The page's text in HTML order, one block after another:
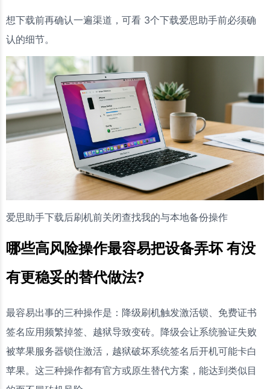
想下载前再确认一遍渠道，可看 3个下载爱思助手前必须确
认的细节。
爱思助手下载后刷机前关闭查找我的与本地备份操作
哪些高风险操作最容易把设备弄坏 有没
有更稳妥的替代做法?
最容易出事的三种操作是：降级刷机触发激活锁、免费证书
签名应用频繁掉签、越狱导致变砖。降级会让系统验证失败
被苹果服务器锁住激活，越狱破坏系统签名后开机可能卡白
苹果。这三种操作都有官方或原生替代方案，能达到类似目